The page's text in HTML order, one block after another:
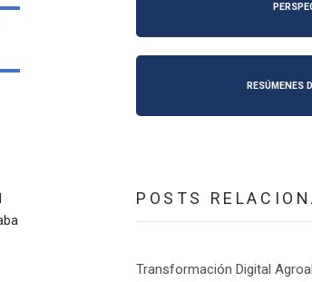
RESÚMENES
POSTS
Transformación Digital